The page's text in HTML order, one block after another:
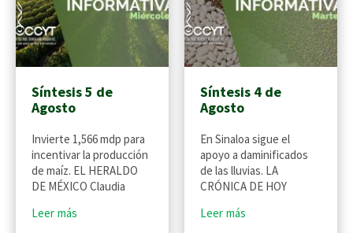
Síntesis 5 de
Agosto
Invierte 1,566 mdp para
incentivar la producción
de maíz. EL HERALDO
DE MÉXICO Claudia
Leer más
Síntesis 4 de
Agosto
En Sinaloa sigue el
apoyo a daminificados
de las lluvias. LA
CRÓNICA DE HOY
Leer más